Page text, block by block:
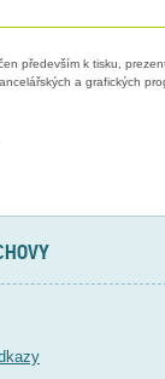
především k tisku,
a grafických